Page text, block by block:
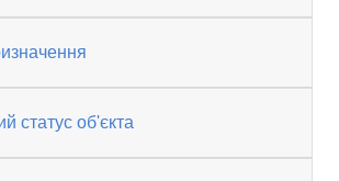
статус об'єкта